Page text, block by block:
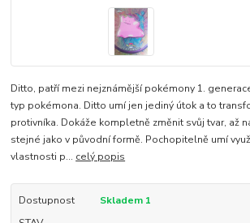
Ditto, patří mezi nejznámější pokémony 1.
typ pokémona. Ditto umí jen jediný útok a to
protivníka. Dokáže kompletně změnit svůj tvar, až
stejné jako v původní formě. Pochopitelně umí
vlastnosti p... celý popis
Dostupnost
Skladem 1